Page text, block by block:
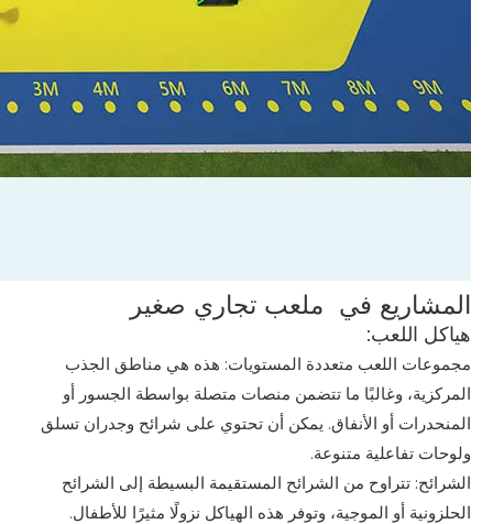
المشاريع في ملعب تجاري صغير
هياكل اللعب:
مجموعات اللعب متعددة المستويات: هذه هي مناطق الجذب
المركزية، وغالبًا ما تتضمن منصات متصلة بواسطة الجسور أو
المنحدرات أو الأنفاق. يمكن أن تحتوي على شرائح وجدران تسلق
ولوحات تفاعلية متنوعة.
الشرائح: تتراوح من الشرائح المستقيمة البسيطة إلى الشرائح
الحلزونية أو الموجية، وتوفر هذه الهياكل نزولًا مثيرًا للأطفال.